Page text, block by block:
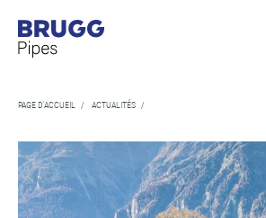
PAGE D'ACCUEIL / ACTUALITÉS /